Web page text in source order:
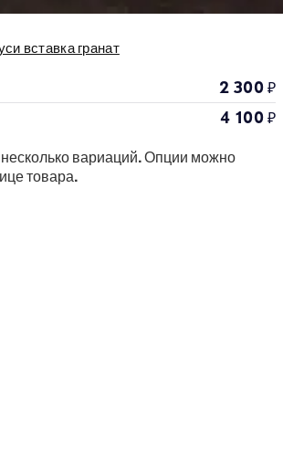
вставка гранат
2 300₽
4 100₽
вариаций. Опции можно
товара.